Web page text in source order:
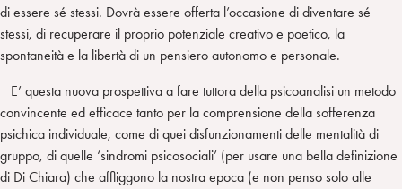
di essere sé stessi. Dovrà essere offerta l’occasione di diventare sé
stessi, di recuperare il proprio potenziale creativo e poetico, la
spontaneità e la libertà di un pensiero autonomo e personale.
E’ questa nuova prospettiva a fare tuttora della psicoanalisi un metodo
convincente ed efficace tanto per la comprensione della sofferenza
psichica individuale, come di quei disfunzionamenti delle mentalità di
gruppo, di quelle ‘sindromi psicosociali’ (per usare una bella definizione
di Di Chiara) che affliggono la nostra epoca (e non penso solo alle